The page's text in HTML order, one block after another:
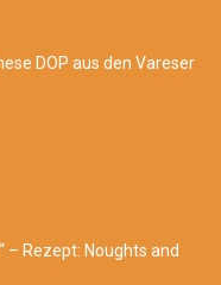
DOP aus den Vareser
– Rezept: Noughts and